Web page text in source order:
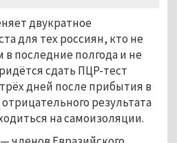
двукратное
для тех россиян, кто не
последние полгода и не
сдать ПЦР-тест
дней после прибытия в
результата
на самоизоляции.